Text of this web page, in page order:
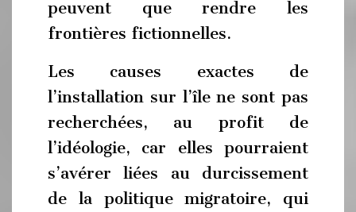
peuvent que rendre les
frontières fictionnelles.
Les causes exactes de
l’installation sur l’île ne sont pas
recherchées, au profit de
l’idéologie, car elles pourraient
s’avérer liées au durcissement
de la politique migratoire, qui